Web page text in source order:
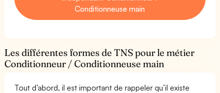
Conditionneuse main
Les différentes formes de TNS pour le métier
Conditionneur / Conditionneuse main
Tout d’abord, il est important de rappeler qu’il existe